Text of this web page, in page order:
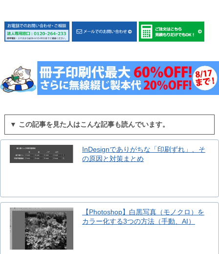
▼ この記事を見た人はこんな記事も読んでいます。
InDesignでありがちな「印刷ずれ」、そ
の原因と対策まとめ
【Photoshop】白黒写真（モノクロ）を
カラー化する3つの方法（手動、AI）